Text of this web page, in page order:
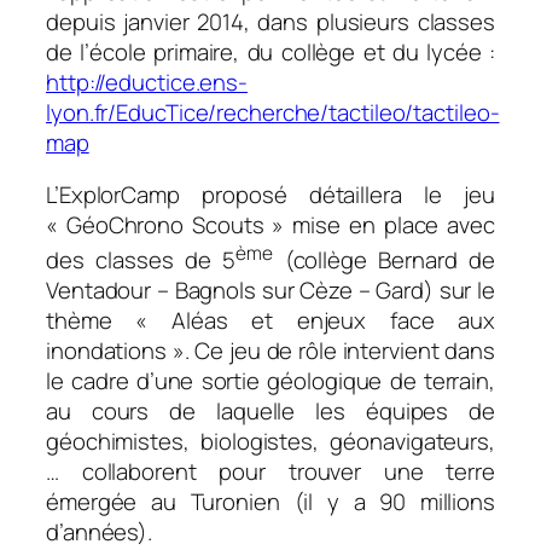
depuis janvier 2014, dans plusieurs classes
de l’école primaire, du collège et du lycée :
http://eductice.ens-
lyon.fr/EducTice/recherche/tactileo/tactileo-
map
L’ExplorCamp proposé détaillera le jeu
« GéoChrono Scouts » mise en place avec
des classes de 5ème (collège Bernard de
Ventadour – Bagnols sur Cèze – Gard) sur le
thème « Aléas et enjeux face aux
inondations ». Ce jeu de rôle intervient dans
le cadre d’une sortie géologique de terrain,
au cours de laquelle les équipes de
géochimistes, biologistes, géonavigateurs,
… collaborent pour trouver une terre
émergée au Turonien (il y a 90 millions
d’années).